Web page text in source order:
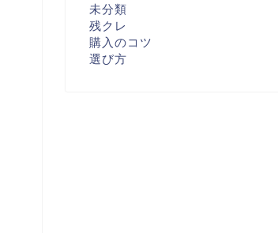
未分類
残クレ
購入のコツ
選び方